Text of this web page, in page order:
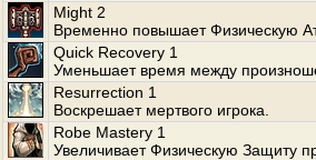
Might 2
Временно повышает Физическую
Quick Recovery 1
Уменьшает время между
Resurrection 1
Воскрешает мертвого игрока.
Robe Mastery 1
Увеличивает Физическую Защиту